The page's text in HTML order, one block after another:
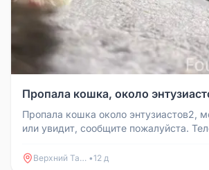
Пропала кошка, около
Пропала кошка около энтузиастов2,
или увидит, сообщите пожалуйста.
Верхний Тагил •12 д